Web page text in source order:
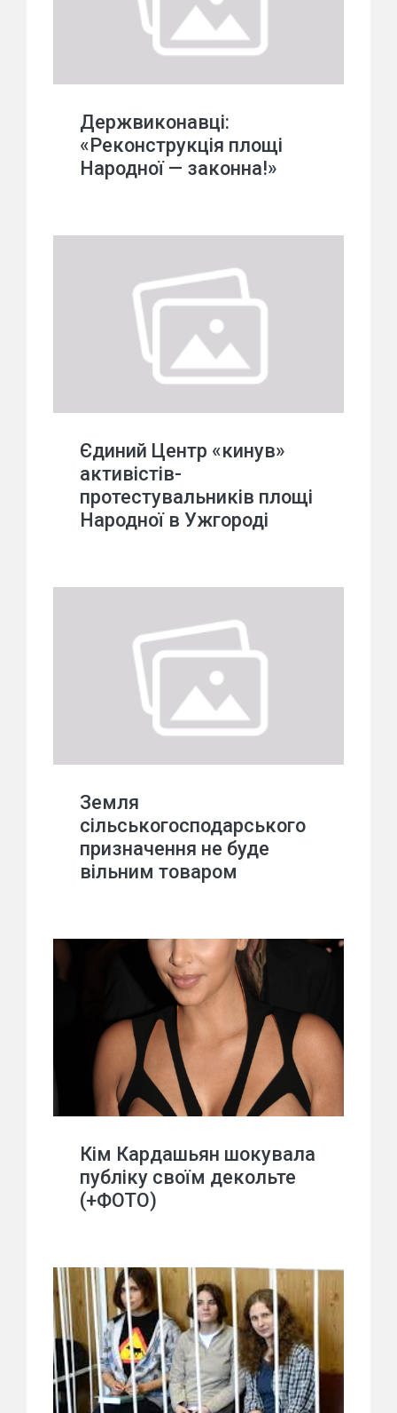
Держвиконавці:
«Реконструкція площі
Народної — законна!»
Єдиний Центр «кинув»
активістів-
протестувальників площі
Народної в Ужгороді
Земля
сільськогосподарського
призначення не буде
вільним товаром
Кім Кардашьян шокувала
публіку своїм декольте
(+ФОТО)